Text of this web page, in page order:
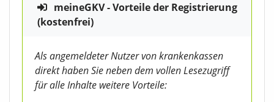
meineGKV - Vorteile der Registrierung
(kostenfrei)
Als angemeldeter Nutzer von krankenkassen
direkt haben Sie neben dem vollen Lesezugriff
für alle Inhalte weitere Vorteile: